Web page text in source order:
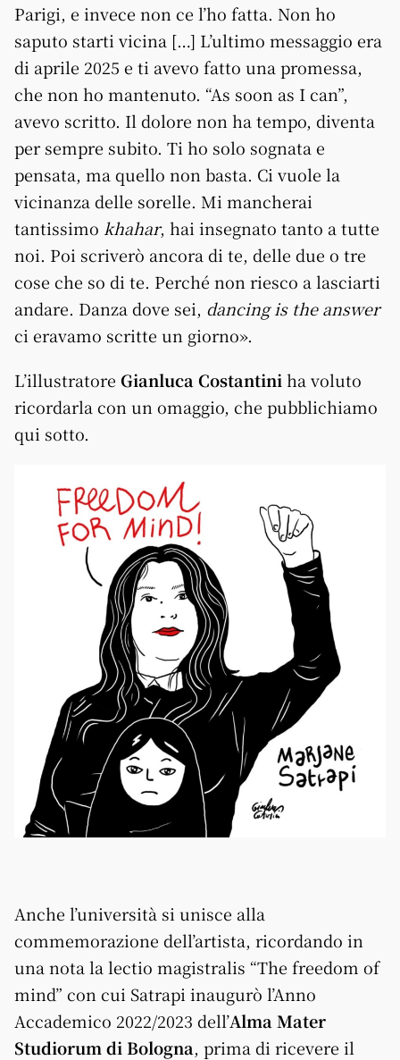
Parigi, e invece non ce l’ho fatta. Non ho
saputo starti vicina […] L’ultimo messaggio era
di aprile 2025 e ti avevo fatto una promessa,
che non ho mantenuto. “As soon as I can”,
avevo scritto. Il dolore non ha tempo, diventa
per sempre subito. Ti ho solo sognata e
pensata, ma quello non basta. Ci vuole la
vicinanza delle sorelle. Mi mancherai
tantissimo khahar, hai insegnato tanto a tutte
noi. Poi scriverò ancora di te, delle due o tre
cose che so di te. Perché non riesco a lasciarti
andare. Danza dove sei, dancing is the answer
ci eravamo scritte un giorno».
L’illustratore Gianluca Costantini ha voluto
ricordarla con un omaggio, che pubblichiamo
qui sotto.
Anche l’università si unisce alla
commemorazione dell’artista, ricordando in
una nota la lectio magistralis “The freedom of
mind” con cui Satrapi inaugurò l’Anno
Accademico 2022/2023 dell’Alma Mater
Studiorum di Bologna, prima di ricevere il